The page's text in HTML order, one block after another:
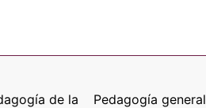
de la
Pedagogía general